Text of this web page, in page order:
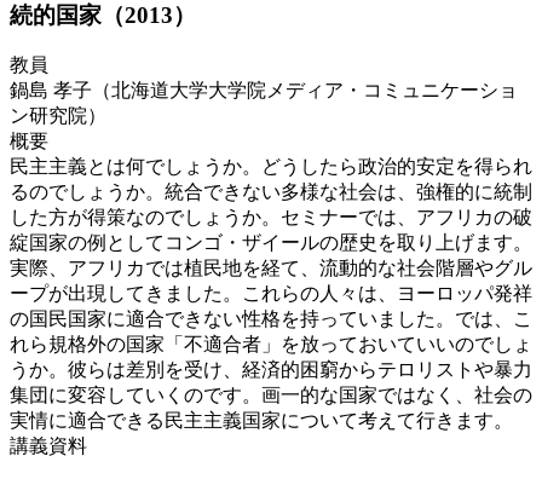
続的国家（2013）
教員
鍋島 孝子（北海道大学大学院メディア・コミュニケーショ
ン研究院）
概要
民主主義とは何でしょうか。どうしたら政治的安定を得られ
るのでしょうか。統合できない多様な社会は、強権的に統制
した方が得策なのでしょうか。セミナーでは、アフリカの破
綻国家の例としてコンゴ・ザイールの歴史を取り上げます。
実際、アフリカでは植民地を経て、流動的な社会階層やグル
ープが出現してきました。これらの人々は、ヨーロッパ発祥
の国民国家に適合できない性格を持っていました。では、こ
れら規格外の国家「不適合者」を放っておいていいのでしょ
うか。彼らは差別を受け、経済的困窮からテロリストや暴力
集団に変容していくのです。画一的な国家ではなく、社会の
実情に適合できる民主主義国家について考えて行きます。
講義資料